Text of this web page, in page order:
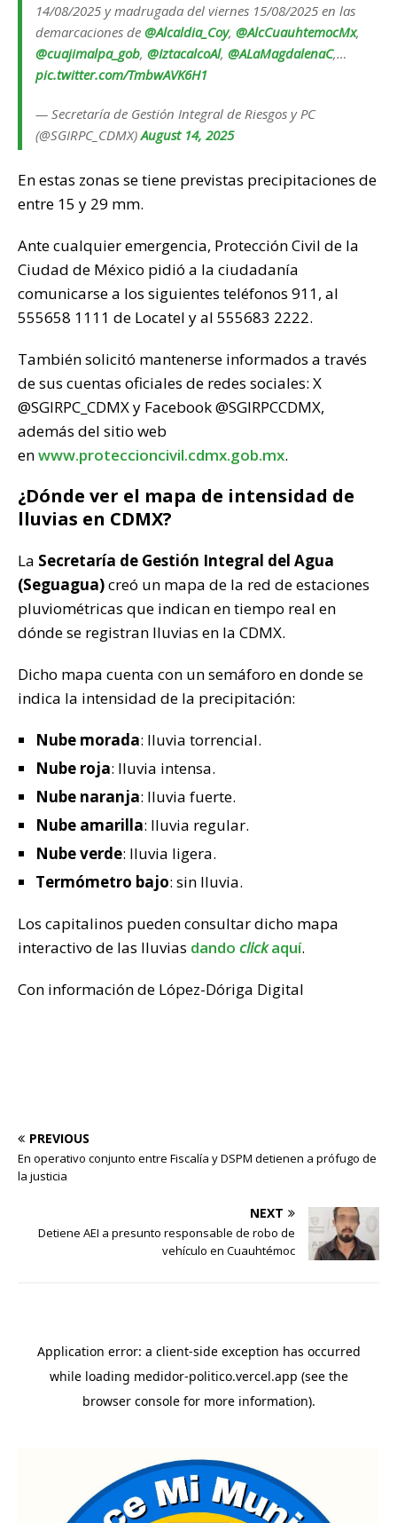
14/08/2025 y madrugada del viernes 15/08/2025 en las
demarcaciones de @Alcaldia_Coy, @AlcCuauhtemocMx,
@cuajimalpa_gob, @IztacalcoAl, @ALaMagdalenaC,…
pic.twitter.com/TmbwAVK6H1
— Secretaría de Gestión Integral de Riesgos y PC
(@SGIRPC_CDMX)August 14, 2025
En estas zonas se tiene previstas precipitaciones de
entre 15 y 29 mm.
Ante cualquier emergencia, Protección Civil de la
Ciudad de México pidió a la ciudadanía
comunicarse a los siguientes teléfonos 911, al
555658 1111 de Locatel y al 555683 2222.
También solicitó mantenerse informados a través
de sus cuentas oficiales de redes sociales: X
@SGIRPC_CDMX y Facebook @SGIRPCCDMX,
además del sitio web
enwww.proteccioncivil.cdmx.gob.mx.
¿Dónde ver el mapa de intensidad de
lluvias en CDMX?
La Secretaría de Gestión Integral del Agua
(Seguagua)creó un mapa de la red de estaciones
pluviométricas que indican en tiempo real en
dónde se registran lluvias en la CDMX.
Dicho mapa cuenta con un semáforo en donde se
indica la intensidad de la precipitación:
Nube morada: lluvia torrencial.
Nube roja: lluvia intensa.
Nube naranja: lluvia fuerte.
Nube amarilla: lluvia regular.
Nube verde: lluvia ligera.
Termómetro bajo: sin lluvia.
Los capitalinos pueden consultar dicho mapa
interactivo de las lluvias dando clickaquí.
Con información de López-Dóriga Digital
PREVIOUS
En operativo conjunto entre Fiscalía y DSPM detienen a prófugo de
la justicia
NEXT
Detiene AEI a presunto responsable de robo de
vehículo en Cuauhtémoc